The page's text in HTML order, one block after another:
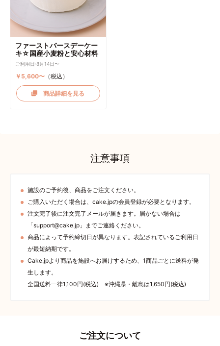
ファーストバースデーケー
キ☆国産小麦粉と安心材料
ご利用日:8月14日〜
￥5,600〜（税込）
商品詳細を見る
注意事項
施設のご予約後、商品をご注文ください。
ご購入いただく場合は、cake.jpの会員登録が必要となります。
注文完了後に注文完了メールが届きます。届かない場合は
「support@cake.jp」までご連絡ください。
商品によって予約締切日が異なります。表記されているご利用日
が最短納期です。
Cake.jpより商品を施設へお届けするため、1商品ごとに送料が発
生します。
全国送料一律1,100円(税込) ※沖縄県・離島は1,650円(税込)
ご注文について